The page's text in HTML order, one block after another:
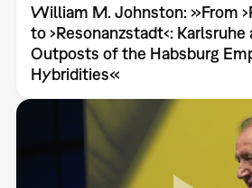
William M. Johnston: »From
to ›Resonanzstadt‹: Karlsruhe
Outposts of the Habsburg
Hybridities«